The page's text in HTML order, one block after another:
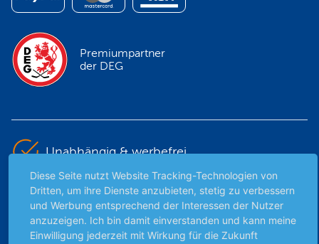
Premiumpartner
der DEG
Unabhängig & werbefrei
Stets am Puls der Zeit
Schutz persönlicher Daten
Diese Seite nutzt Website Tracking-Technologien von
Dritten, um ihre Dienste anzubieten, stetig zu verbessern
und Werbung entsprechend der Interessen der Nutzer
anzuzeigen. Ich bin damit einverstanden und kann meine
Einwilligung jederzeit mit Wirkung für die Zukunft